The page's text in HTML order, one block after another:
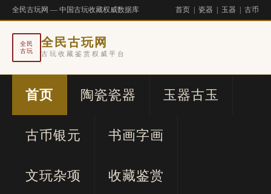
全民古玩网 — 中国古玩收藏权威数据库 首页 瓷器 玉器 古币
全民
古玩
全民古玩网
古玩收藏鉴赏权威平台
首页 陶瓷瓷器 玉器古玉
古币银元 书画字画
文玩杂项 收藏鉴赏